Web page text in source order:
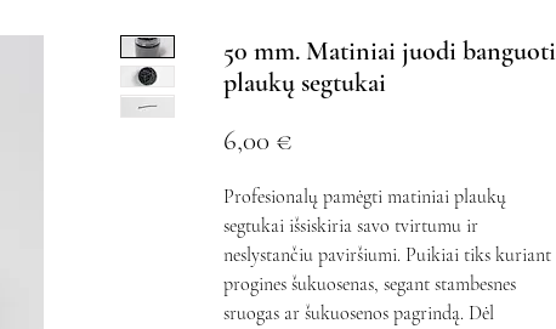
50 mm. Matiniai juodi banguoti
plaukų segtukai
6,00 €
Profesionalų pamėgti matiniai plaukų
segtukai išsiskiria savo tvirtumu ir
neslystančiu paviršiumi. Puikiai tiks kuriant
progines šukuosenas, segant stambesnes
sruogas ar šukuosenos pagrindą. Dėl